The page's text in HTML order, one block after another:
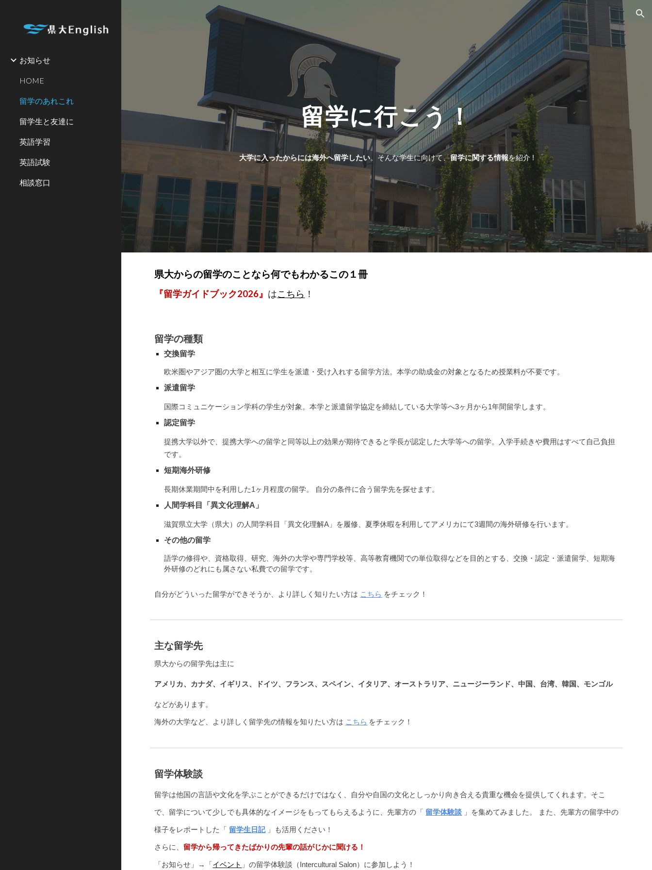
Skip to main content
お知らせ
HOME
留学のあれこれ
留学生と友達に
英語学習
英語試験
相談窓口
留学に行こう！
大学に入ったからには海外へ留学したい。 そんな学生に向けて、留学に関する情報を紹介!
県大からの留学のことなら何でもわかるこの１冊
『留学ガイドブック2026』 はこちら ！
留学の種類
交換留学
欧米圏やアジア圏の大学と相互に学生を派遣・受け入れする留学方法。本学の助成金の対象となるため授業料が不要です。
派遣留学
国際コミュニケーション学科の学生が対象。本学と派遣留学協定を締結している大学等へ3ヶ月から1年間留学します。
認定留学
提携大学以外で、提携大学への留学と同等以上の効果が期待できると学長が認定した大学等への留学。入学手続きや費用はすべて自己負担
です。
短期海外研修
長期休業期間中を利用した1ヶ月程度の留学。 自分の条件に合う留学先を探せます。
人間学科目「異文化理解A」
滋賀県立大学（県大）の人間学科目「異文化理解A」を履修、夏季休暇を利用してアメリカにて3週間の海外研修を行います。
その他の留学
語学の修得や、資格取得、研究、海外の大学や専門学校等、高等教育機関での単位取得などを目的とする、交換・認定・派遣留学、短期海
外研修のどれにも属さない私費での留学です。
自分がどういった留学ができそうか、より詳しく知りたい方は こちら をチェック！
主な留学先
県大からの留学先は主に
アメリカ、カナダ、イギリス、ドイツ、フランス、スペイン、イタリア、オーストラリア、ニュージーランド、中国、台湾、韓国、モンゴル
などがあります。
海外の大学など、より詳しく留学先の情報を知りたい方は こちら をチェック！
留学体験談
留学は他国の言語や文化を学ぶことができるだけではなく、自分や自国の文化としっかり向き合える貴重な機会を提供してくれます。そこ
で、留学について少しでも具体的なイメージをもってもらえるように、先輩方の 「 留学体験談 」 を集めてみました。 また、 先輩方の留学中の
様子をレポートした 「 留学生日記 」 も活用ください！
さらに、 留学から帰ってきたばかりの先輩の話がじかに聞ける！
「お知らせ」→「 イベント 」の留学体験談（Intercultural Salon）に参加しよう！